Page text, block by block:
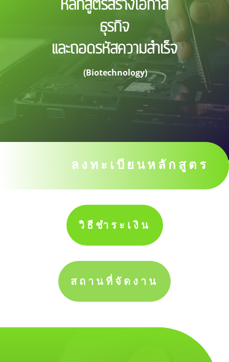
หลักสูตรสร้างโอกาส
ธุรกิจ
และถอดรหัสความสำเร็จ
(Biotechnology)
ลงทะเบียนหลักสูตร
วิธีชำระเงิน
สถานที่จัดงาน